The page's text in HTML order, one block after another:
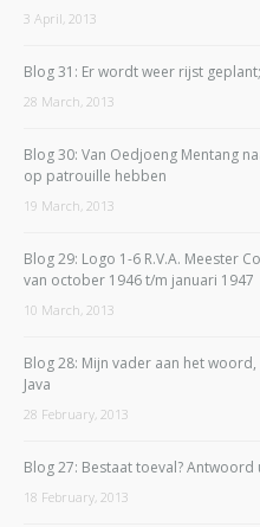
3 April, 2013
Blog 31: Er wordt weer rijst
28 March, 2013
Blog 30: Van Oedjoeng Mentang
op patrouille hebben
19 March, 2013
Blog 29: Logo 1-6 R.V.A. Meester
van october 1946 t/m januari 1947
10 March, 2013
Blog 28: Mijn vader aan het
Java
28 February, 2013
Blog 27: Bestaat toeval?
18 February, 2013